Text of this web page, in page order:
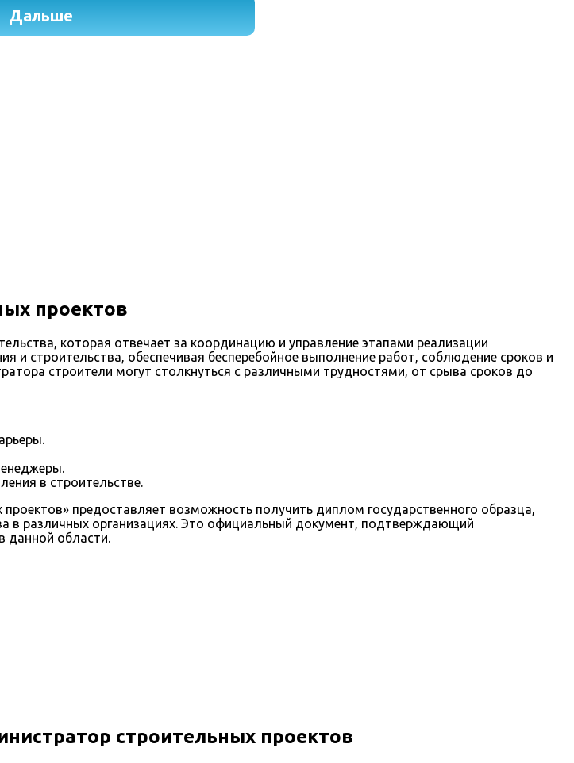
проектов
которая отвечает за координацию и управление этапами реализации
и строительства, обеспечивая бесперебойное выполнение работ, соблюдение сроков и
строители могут столкнуться с различными трудностями, от срыва сроков до
в строительстве.
предоставляет возможность получить диплом государственного образца,
в различных организациях. Это официальный документ, подтверждающий
данной области.
строительных проектов